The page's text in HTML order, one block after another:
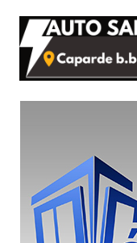
izgovorilo
sudbonosno da